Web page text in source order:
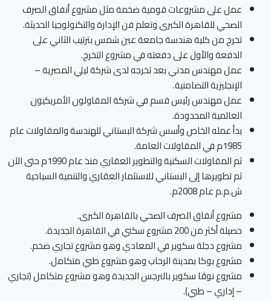
عمل على مشروعات قومية ضخمة مثل مشروع أنفاق الصرف
الصحي للقاهرة الكبرى وتعلم فن الإدارة والتكنولوجيا الحديثة.
تخرج من كلية هندسة جامعة عين شمس بترتيب الثاني على
الدفعة والأول على دفعته في مشروع التخرج.
عمل مهندس مدني بعد تخرجه لدى شركة ليلي المصرية –
الإنجليزية التضامنية.
عمل مهندس رئيس قسم في شركة المقاولون الأمريكيون
العالمية المحدودة.
بدأ عمله الخاص وأسس شركة البستاني للهندسة والمقاولات عام
1985م في المقاولات العامة.
ثم المقاولات السكنية والتطوير العقاري منذ عام 1990م حتى الآن
ثم تطويرها إلى البستاني للاستثمار العقاري والتنمية السياحية
ش.م.م عام 2008م.
مشروع أنفاق الصرف الصحي بالقاهرة الكبرى.
حصيلة أكثر من 200 مشروع سكني في القاهرة الجديدة.
مشروع دجلة سكوير في المعادي وهو مشروع تجاري ضخم.
مشروع بوكا بمدينة الرحاب وهو مشروع طبي متكامل.
مشروع نوڤا سكوير بالنرجس الجديدة وهو مشروع متكامل (تجاري
– إداري – طبي).